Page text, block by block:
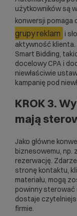
użytkowników są
konwersji pomaga
grupy reklam i
aktywność
Smart Bidding,
docelowy CPA i
niewłaściwie
kampanię pod
KROK 3.
mają
Jako główne
biznesowemu, np.
rezerwację.
stronę kontaktu,
materiału, mogą
powinny
dostaje
firmie.